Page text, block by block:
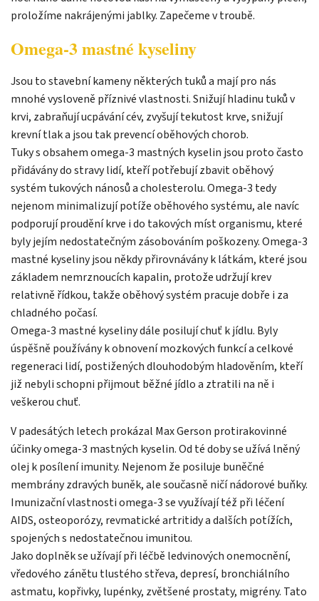
proložíme nakrájenými jablky. Zapečeme v troubě.
Omega-3 mastné kyseliny
Jsou to stavební kameny některých tuků a mají pro nás
mnohé vysloveně příznivé vlastnosti. Snižují hladinu tuků v
krvi, zabraňují ucpávání cév, zvyšují tekutost krve, snižují
krevní tlak a jsou tak prevencí oběhových chorob.
Tuky s obsahem omega-3 mastných kyselin jsou proto často
přidávány do stravy lidí, kteří potřebují zbavit oběhový
systém tukových nánosů a cholesterolu. Omega-3 tedy
nejenom minimalizují potíže oběhového systému, ale navíc
podporují proudění krve i do takových míst organismu, které
byly jejím nedostatečným zásobováním poškozeny. Omega-3
mastné kyseliny jsou někdy přirovnávány k látkám, které jsou
základem nemrznoucích kapalin, protože udržují krev
relativně řídkou, takže oběhový systém pracuje dobře i za
chladného počasí.
Omega-3 mastné kyseliny dále posilují chuť k jídlu. Byly
úspěšně používány k obnovení mozkových funkcí a celkové
regeneraci lidí, postižených dlouhodobým hladověním, kteří
již nebyli schopni přijmout běžné jídlo a ztratili na ně i
veškerou chuť.
V padesátých letech prokázal Max Gerson protirakovinné
účinky omega-3 mastných kyselin. Od té doby se užívá lněný
olej k posílení imunity. Nejenom že posiluje buněčné
membrány zdravých buněk, ale současně ničí nádorové buňky.
Imunizační vlastnosti omega-3 se využívají též při léčení
AIDS, osteoporózy, revmatické artritidy a dalších potížích,
spojených s nedostatečnou imunitou.
Jako doplněk se užívají při léčbě ledvinových onemocnění,
vředového zánětu tlustého střeva, depresí, bronchiálního
astmatu, kopřivky, lupénky, zvětšené prostaty, migrény. Tato